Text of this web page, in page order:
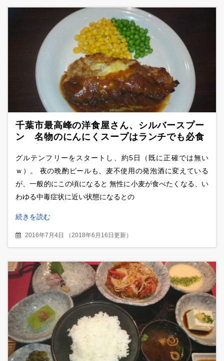
千葉市最高峰の洋食屋さん、シルバースプー
ン 名物のにんにくスープはランチでも必食
グルテンフリーをスタートし、約5日（既に正確では無い
ｗ）。 夜の晩酌ビールも、麦不使用の発泡酒に変えている
が、一般的にこの頃になると 無性に小麦が食べたくなる、い
わゆる中毒症状に近い状態になるとの
続きを読む
2016年7月4日 （ 2018年6月16日更新）